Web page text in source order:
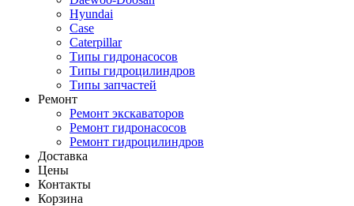
Hyundai
Case
Caterpillar
Типы гидронасосов
Типы гидроцилиндров
Типы запчастей
Ремонт
Ремонт экскаваторов
Ремонт гидронасосов
Ремонт гидроцилиндров
Доставка
Цены
Контакты
Корзина